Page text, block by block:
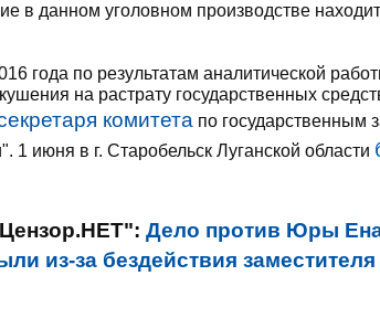
в данном уголовном производстве
года по результатам аналитической
на растрату государственных
комитета по государственным
1 июня в г. Старобельск Луганской области
Дело против Юры
из-за бездействия